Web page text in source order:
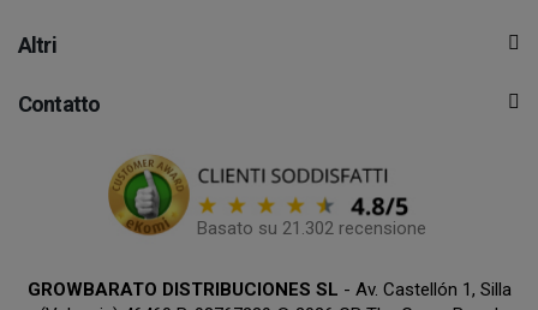
Altri
Contatto
Basato su 21.302 recensione
GROWBARATO DISTRIBUCIONES SL - Av. Castellón 1, Silla